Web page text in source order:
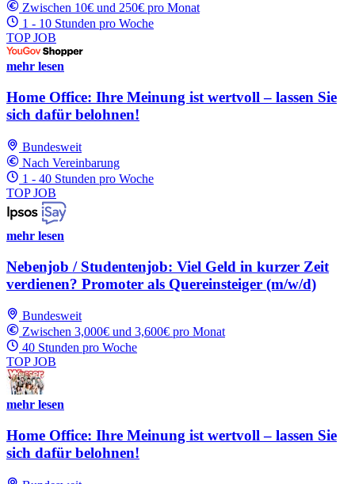
Zwischen 10€ und 250€ pro Monat
1 - 10 Stunden pro Woche
TOP JOB
mehr lesen
Home Office: Ihre Meinung ist wertvoll – lassen Sie
sich dafür belohnen!
Bundesweit
Nach Vereinbarung
1 - 40 Stunden pro Woche
TOP JOB
mehr lesen
Nebenjob / Studentenjob: Viel Geld in kurzer Zeit
verdienen? Promoter als Quereinsteiger (m/w/d)
Bundesweit
Zwischen 3,000€ und 3,600€ pro Monat
40 Stunden pro Woche
TOP JOB
mehr lesen
Home Office: Ihre Meinung ist wertvoll – lassen Sie
sich dafür belohnen!